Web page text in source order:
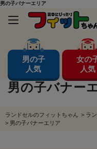
男の子バナーエリア
男の子
人気
女の
人気
男の子バナー
ランドセルのフィットちゃん > ラ
> 男の子バナーエリア